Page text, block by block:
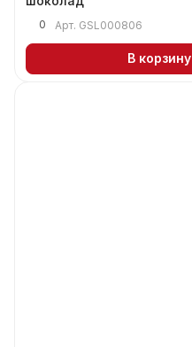
0 Арт. GSL000806
В корзину